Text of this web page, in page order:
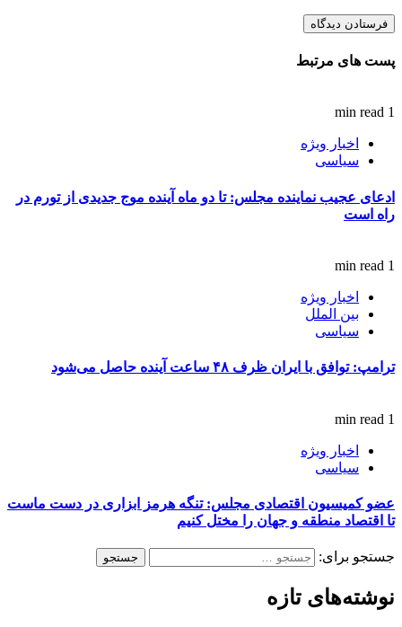
پست های مرتبط
1 min read
اخبار ویژه
سیاسی
ادعای عجیب نماینده مجلس: تا دو ماه آینده موج جدیدی از تورم در
راه است
1 min read
اخبار ویژه
بین الملل
سیاسی
ترامپ: توافق با ایران ظرف ۴۸ ساعت آینده حاصل می‌شود
1 min read
اخبار ویژه
سیاسی
عضو کمیسیون اقتصادی مجلس: تنگه هرمز ابزاری در دست ماست
تا اقتصاد منطقه و جهان را مختل کنیم
جستجو برای:
نوشته‌های تازه